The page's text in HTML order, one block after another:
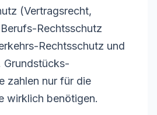
(Vertragsrecht,
Rechtsschutz
Rechtsschutz und
Grundstücks-
zahlen nur für die
wirklich benötigen.